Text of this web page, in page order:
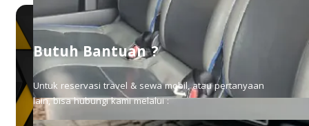
Butuh Bantuan ?
Untuk reservasi travel & sewa mobil, atau pertanyaan
lain, bisa hubungi kami melalui :